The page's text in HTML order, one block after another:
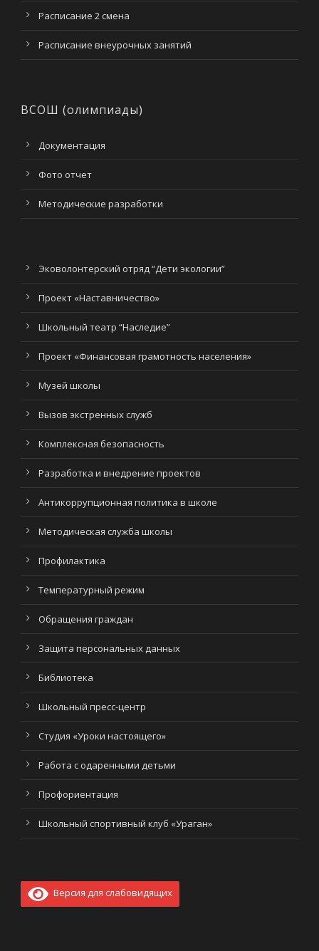
Расписание 2 смена
Расписание внеурочных занятий
ВСОШ (олимпиады)
Документация
Фото отчет
Методические разработки
Эковолонтерский отряд “Дети экологии”
Проект «Наставничество»
Школьный театр “Наследие”
Проект «Финансовая грамотность населения»
Музей школы
Вызов экстренных служб
Комплексная безопасность
Разработка и внедрение проектов
Антикоррупционная политика в школе
Методическая служба школы
Профилактика
Температурный режим
Обращения граждан
Защита персональных данных
Библиотека
Школьный пресс-центр
Студия «Уроки настоящего»
Работа с одаренными детьми
Профориентация
Школьный спортивный клуб «Ураган»
Версия для слабовидящих